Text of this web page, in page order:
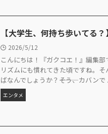
【大学生、何持ち歩いてる
2026/5/12
こんにちは！『ガクコエ！』編集
リズムにも慣れてきた頃ですね。
ばなんでしょうか？―――そう、カバンで
エンタメ